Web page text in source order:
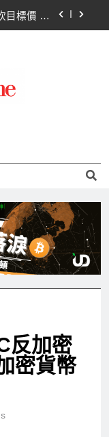
標價 市
斐波那契
通道持續
目標價 市
民主黨七
鏈、NFT、加密貨
反加密
密貨幣